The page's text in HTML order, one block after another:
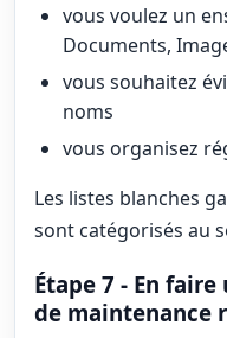
vous voulez un
Documents,
vous souhaitez
noms
vous organisez
Les listes blanches
sont catégorisés au
Étape 7 - En
de maintenance